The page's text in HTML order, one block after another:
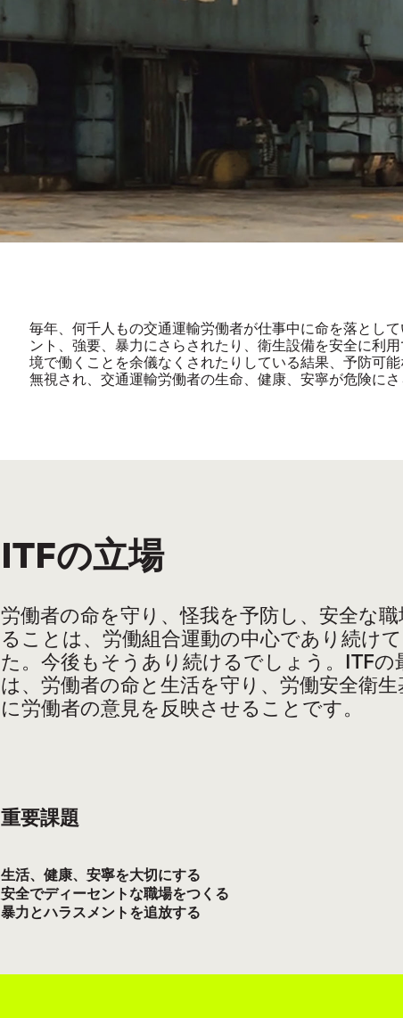
毎年、何千人もの交通運輸労働者が仕事中に命を落とし
ント、強要、暴力にさらされたり、衛生設備を安全に利
境で働くことを余儀なくされたりしている結果、予防可
無視され、交通運輸労働者の生命、健康、安寧が危険に
ITFの立場
労働者の命を守り、怪我を予防し、安全な
ることは、労働組合運動の中心であり続け
た。今後もそうあり続けるでしょう。 ITFの
は、労働者の命と生活を守り、労働安全衛
に労働者の意見を反映させることです。
重要課題
生活、健康、安寧を大切にする
安全でディーセントな職場をつくる
暴力とハラスメントを追放する